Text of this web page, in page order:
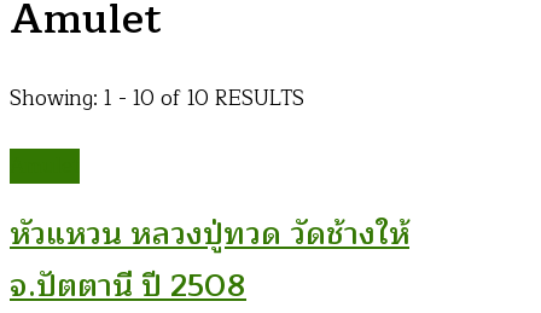
Amulet
Showing: 1 - 10 of 10 RESULTS
หัวแหวน หลวงปู่ทวด วัดช้างให้
จ.ปัตตานี ปี 2508